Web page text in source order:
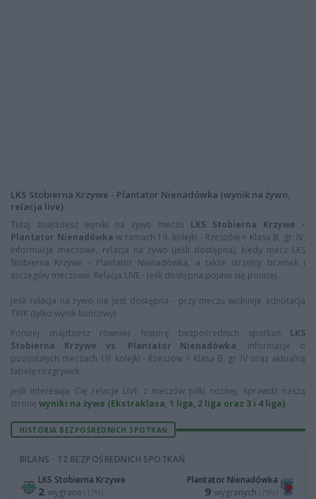
LKS Stobierna Krzywe - Plantator Nienadówka (wynik na żywo,
relacja live)
Tutaj znajdziesz wyniki na żywo meczu LKS Stobierna Krzywe -
Plantator Nienadówka w ramach 19. kolejki - Rzeszów > Klasa B, gr. IV.
Informacje meczowe, relacja na żywo (jeśli dostępna), kiedy mecz LKS
Stobierna Krzywe - Plantator Nienadówka, a także strzelcy bramek i
szczegóły meczowe. Relacja LIVE - jeśli dostępna pojawi się poniżej.
Jeśli relacja na żywo nie jest dostępna - przy meczu widnieje adnotacja
TWK (tylko wynik końcowy)
Poniżej znajdziesz również historę bezpośrednich spotkań LKS
Stobierna Krzywe vs. Plantator Nienadówka, informacje o
pozostałych meczach 19. kolejki - Rzeszów > Klasa B, gr. IV oraz aktualną
tabelę rozgrywek.
Jeśli interesują Cię relacje LIVE z meczów piłki nożnej, sprawdź naszą
stronę wyniki na żywo (Ekstraklasa, 1 liga, 2 liga oraz 3 i 4 liga).
HISTORIA BEZPOŚREDNICH SPOTKAŃ
BILANS · 12 BEZPOŚREDNICH SPOTKAŃ
LKS Stobierna Krzywe
2 wygrane (17%)
Plantator Nienadówka
9 wygranych (75%)